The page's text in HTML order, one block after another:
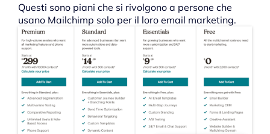
Questi sono piani che si rivolgono a persone che
usano Mailchimp solo per il loro email marketing.